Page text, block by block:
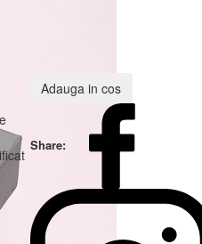
Adauga in cos
Share: